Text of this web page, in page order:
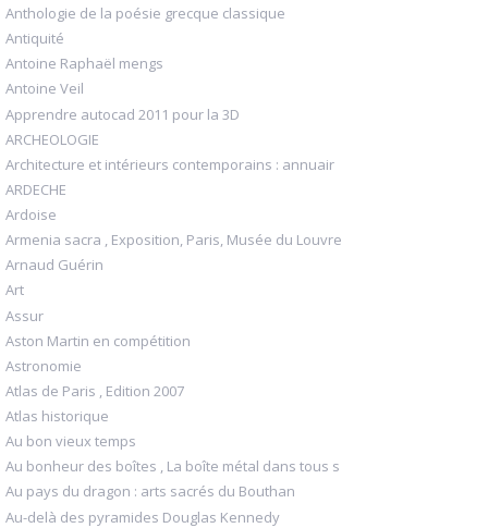
Anthologie de la poésie grecque classique
Antiquité
Antoine Raphaël mengs
Antoine Veil
Apprendre autocad 2011 pour la 3D
ARCHEOLOGIE
Architecture et intérieurs contemporains : annuair
ARDECHE
Ardoise
Armenia sacra , Exposition, Paris, Musée du Louvre
Arnaud Guérin
Art
Assur
Aston Martin en compétition
Astronomie
Atlas de Paris , Edition 2007
Atlas historique
Au bon vieux temps
Au bonheur des boîtes , La boîte métal dans tous s
Au pays du dragon : arts sacrés du Bouthan
Au-delà des pyramides Douglas Kennedy